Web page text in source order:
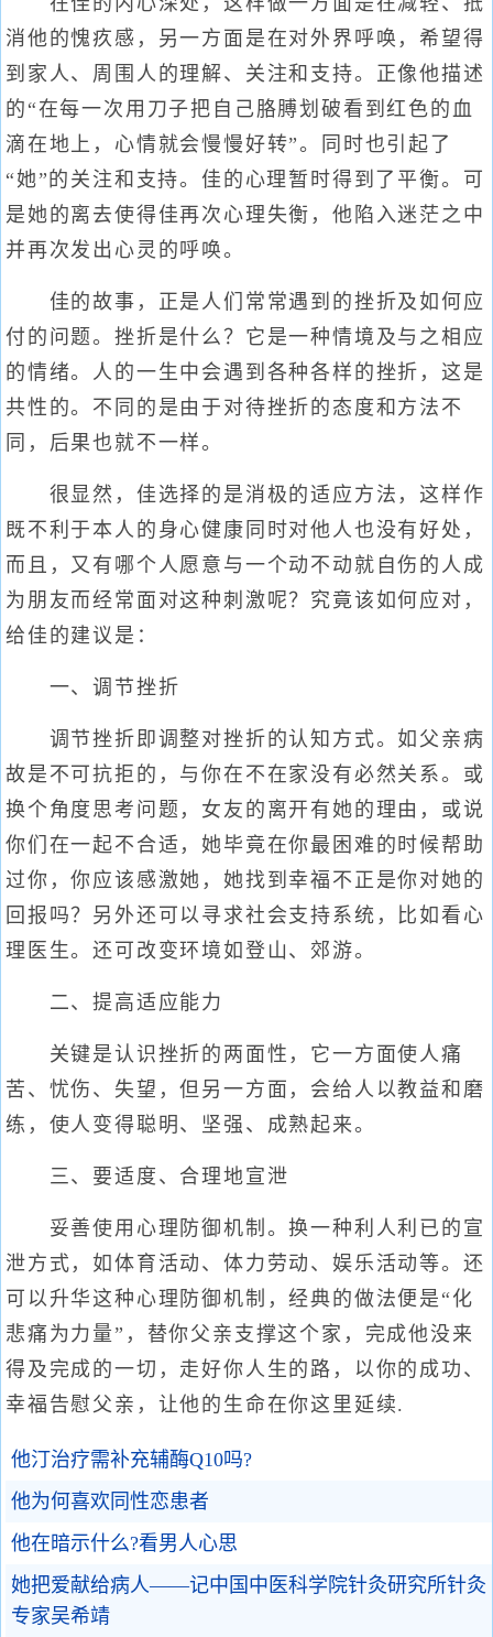
消他的愧疚感，另一方面是在对外界呼唤，希望得
到家人、周围人的理解、关注和支持。正像他描述
的“在每一次用刀子把自己胳膊划破看到红色的血
滴在地上，心情就会慢慢好转”。同时也引起了
“她”的关注和支持。佳的心理暂时得到了平衡。可
是她的离去使得佳再次心理失衡，他陷入迷茫之中
并再次发出心灵的呼唤。
佳的故事，正是人们常常遇到的挫折及如何应
付的问题。挫折是什么？它是一种情境及与之相应
的情绪。人的一生中会遇到各种各样的挫折，这是
共性的。不同的是由于对待挫折的态度和方法不
同，后果也就不一样。
很显然，佳选择的是消极的适应方法，这样作
既不利于本人的身心健康同时对他人也没有好处，
而且，又有哪个人愿意与一个动不动就自伤的人成
为朋友而经常面对这种刺激呢？究竟该如何应对，
给佳的建议是：
一、调节挫折
调节挫折即调整对挫折的认知方式。如父亲病
故是不可抗拒的，与你在不在家没有必然关系。或
换个角度思考问题，女友的离开有她的理由，或说
你们在一起不合适，她毕竟在你最困难的时候帮助
过你，你应该感激她，她找到幸福不正是你对她的
回报吗？另外还可以寻求社会支持系统，比如看心
理医生。还可改变环境如登山、郊游。
二、提高适应能力
关键是认识挫折的两面性，它一方面使人痛
苦、忧伤、失望，但另一方面，会给人以教益和磨
练，使人变得聪明、坚强、成熟起来。
三、要适度、合理地宣泄
妥善使用心理防御机制。换一种利人利已的宣
泄方式，如体育活动、体力劳动、娱乐活动等。还
可以升华这种心理防御机制，经典的做法便是“化
悲痛为力量”，替你父亲支撑这个家，完成他没来
得及完成的一切，走好你人生的路，以你的成功、
幸福告慰父亲，让他的生命在你这里延续.
他汀治疗需补充辅酶Q10吗?
他为何喜欢同性恋患者
他在暗示什么?看男人心思
她把爱献给病人——记中国中医科学院针灸研究所针灸
专家吴希靖